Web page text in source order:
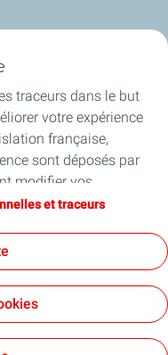
traceurs dans le but
votre expérience
française,
sont déposés par
modifier vos
le bouton « Gérer
des cookies. Dans le
», seuls les cookies
du site
vous pouvez
et traceurs